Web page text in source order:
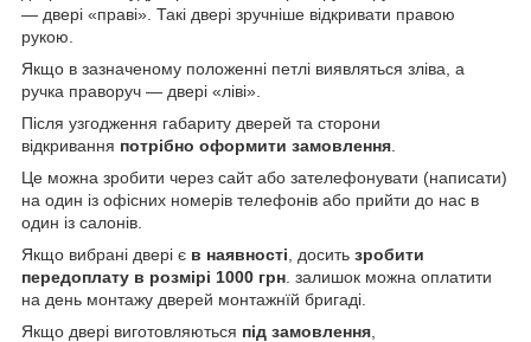
— двері «праві». Такі двері зручніше відкривати правою
рукою.
Якщо в зазначеному положенні петлі виявляться зліва, а
ручка праворуч — двері «ліві».
Після узгодження габариту дверей та сторони
відкривання потрібно оформити замовлення
Це можна зробити через сайт або зателефонувати (написати)
на один із офісних номерів телефонів або прийти до нас в
один із салонів.
Якщо вибрані двері є в наявності , досить зробити
передоплату в розмірі 1000 грн . залишок можна оплатити
на день монтажу дверей монтажнїй бригаді.
Якщо двері виготовляються під замовлення